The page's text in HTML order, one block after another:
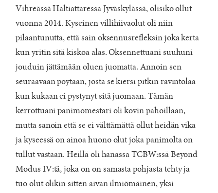
Vihreässä Haltiattaressa Jyväskylässä, olisiko ollut
vuonna 2014. Kyseinen villihiivaolut oli niin
pilaantunutta, että sain oksennusrefleksin joka kerta
kun yritin sitä kiskoa alas. Oksennettuani suuhuni
jouduin jättämään oluen juomatta. Annoin sen
seuraavaan pöytään, josta se kiersi pitkin ravintolaa
kun kukaan ei pystynyt sitä juomaan. Tämän
kerrottuani panimomestari oli kovin pahoillaan,
mutta sanoin että se ei välttämättä ollut heidän vika
ja kyseessä on ainoa huono olut joka panimolta on
tullut vastaan. Heillä oli hanassa TCBW:ssä Beyond
Modus IV:tä, joka on on samasta pohjasta tehty ja
tuo olut olikin sitten aivan ilmiömäinen, yksi